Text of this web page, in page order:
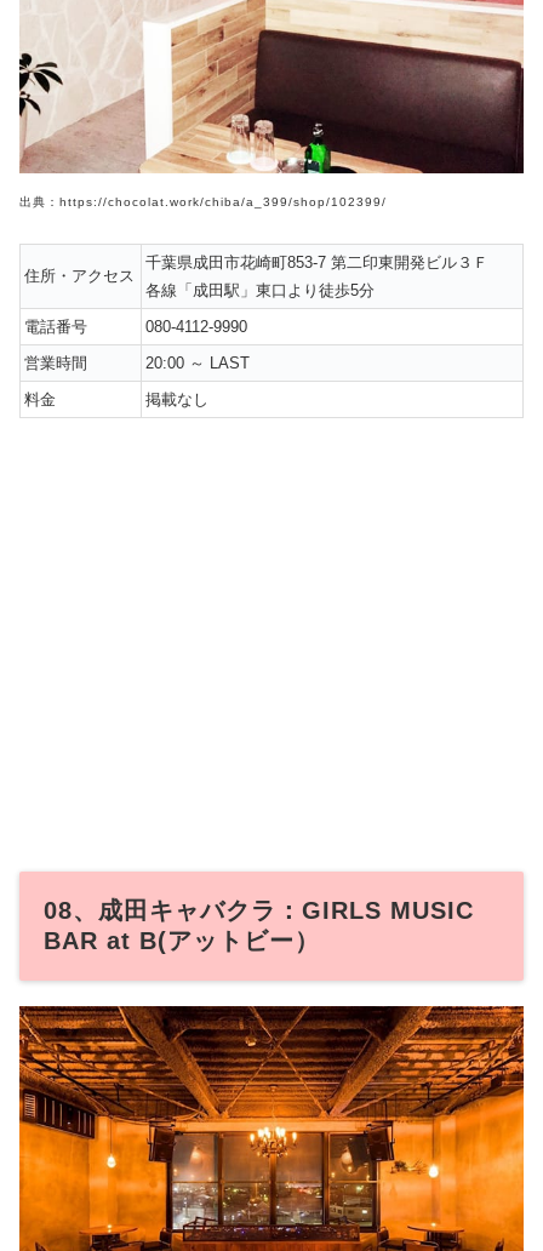
出典：https://chocolat.work/chiba/a_399/shop/102399/
住所・アクセス
千葉県成田市花崎町853-7 第二印東開発ビル３Ｆ
各線「成田駅」東口より徒歩5分
電話番号
080-4112-9990
営業時間
20:00 ～ LAST
料金
掲載なし
08、成田キャバクラ：GIRLS MUSIC
BAR at B(アットビー）